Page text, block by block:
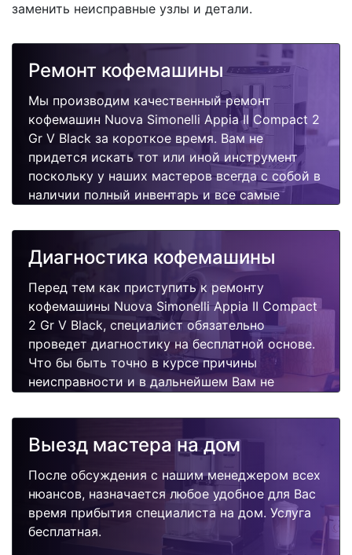
заменить неисправные узлы и детали.
Ремонт кофемашины
Мы производим качественный ремонт
кофемашин Nuova Simonelli Appia II Compact 2
Gr V Black за короткое время. Вам не
придется искать тот или иной инструмент
поскольку у наших мастеров всегда с собой в
наличии полный инвентарь и все самые
кофемашины. Отремонтируем быстро,
качественно и недорого.
Диагностика кофемашины
Перед тем как приступить к ремонту
кофемашины Nuova Simonelli Appia II Compact
2 Gr V Black, специалист обязательно
проведет диагностику на бесплатной основе.
Что бы быть точно в курсе причины
неисправности и в дальнейшем Вам не
поиска других поломок.
Выезд мастера на дом
После обсуждения с нашим менеджером всех
нюансов, назначается любое удобное для Вас
время прибытия специалиста на дом. Услуга
бесплатная.